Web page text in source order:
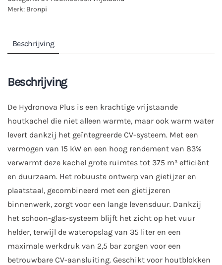
Merk: Bronpi
Beschrijving
Beschrijving
De Hydronova Plus is een krachtige vrijstaande
houtkachel die niet alleen warmte, maar ook warm water
levert dankzij het geïntegreerde CV-systeem. Met een
vermogen van 15 kW en een hoog rendement van 83%
verwarmt deze kachel grote ruimtes tot 375 m³ efficiënt
en duurzaam. Het robuuste ontwerp van gietijzer en
plaatstaal, gecombineerd met een gietijzeren
binnenwerk, zorgt voor een lange levensduur. Dankzij
het schoon-glas-systeem blijft het zicht op het vuur
helder, terwijl de wateropslag van 35 liter en een
maximale werkdruk van 2,5 bar zorgen voor een
betrouwbare CV-aansluiting. Geschikt voor houtblokken